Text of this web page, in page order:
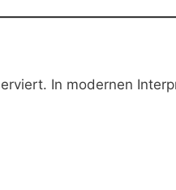
In modernen